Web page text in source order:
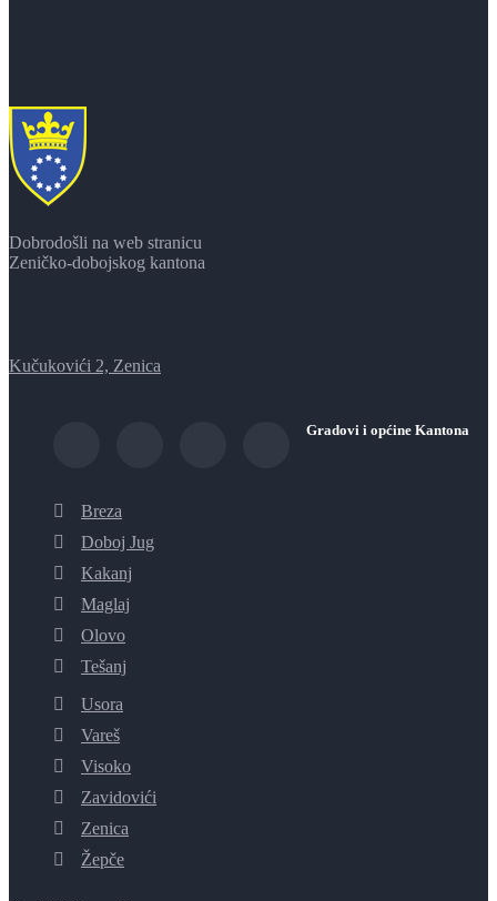
Dobrodošli na web stranicu
Zeničko-dobojskog kantona
Kučukovići 2, Zenica
Gradovi i općine Kantona
Breza
Doboj Jug
Kakanj
Maglaj
Olovo
Tešanj
Usora
Vareš
Visoko
Zavidovići
Zenica
Žepče